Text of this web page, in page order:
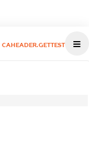
CAHEADER.GETTEST